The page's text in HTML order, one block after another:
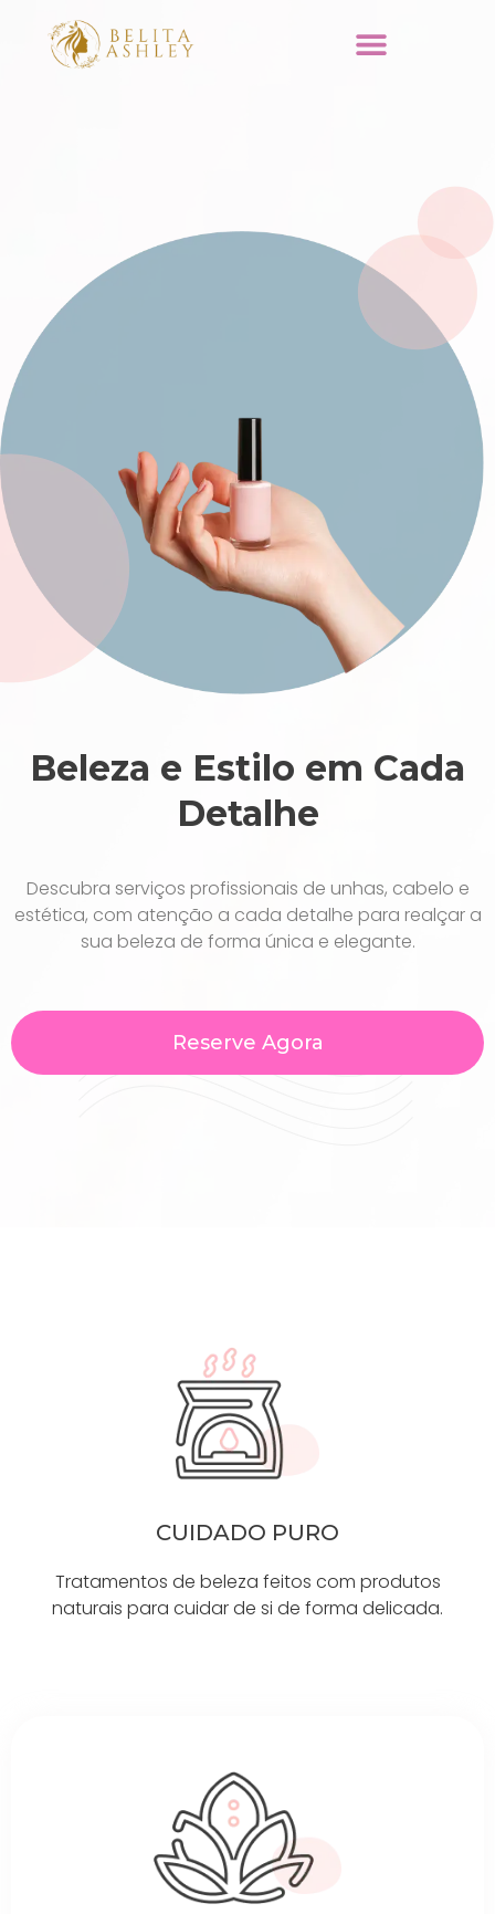
Beleza e Estilo em Cada
Detalhe
Descubra serviços profissionais de unhas, cabelo e
estética, com atenção a cada detalhe para realçar a
sua beleza de forma única e elegante.
Reserve Agora
CUIDADO PURO
Tratamentos de beleza feitos com produtos
naturais para cuidar de si de forma delicada.